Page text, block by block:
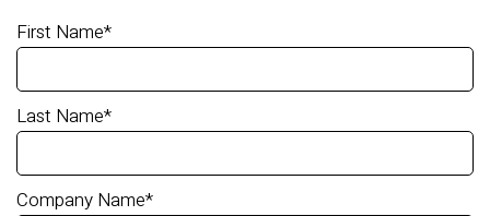
First Name*
Last Name*
Company Name*